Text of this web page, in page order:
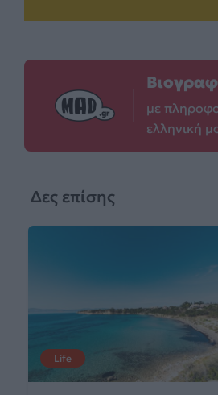
με
ελληνική
Δες επίσης
Life